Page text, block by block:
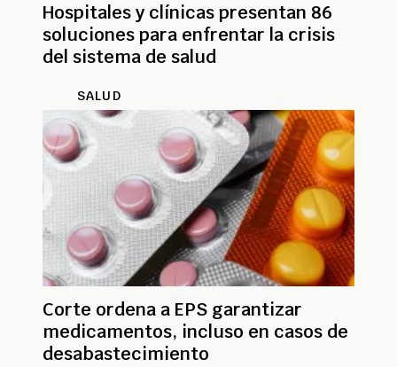
Hospitales y clínicas presentan 86
soluciones para enfrentar la crisis
del sistema de salud
SALUD
Corte ordena a EPS garantizar
medicamentos, incluso en casos de
desabastecimiento